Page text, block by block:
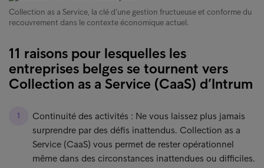
Collection as a Service, la clé d’une gestion fructueuse et conforme du
recouvrement dans le contexte économique actuel.
11 raisons pour lesquelles les
entreprises belges se tournent vers
Collection as a Service (CaaS) d’Intrum
Continuité des activités : Ne vous laissez plus jamais
surprendre par des défis inattendus. Collection as a
Service (CaaS) vous permet de rester opérationnel
même dans des circonstances inattendues ou difficiles.